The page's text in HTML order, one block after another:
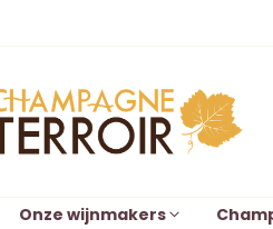
Onze wijnmakers